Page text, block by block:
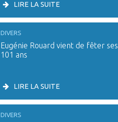
LIRE LA SUITE
DIVERS
Eugénie Rouard vient de fêter ses
101 ans
LIRE LA SUITE
DIVERS